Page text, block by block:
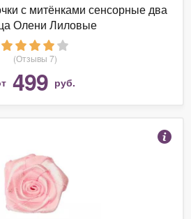
с митёнками сенсорные два
Олени Лиловые
(Отзывы 7)
499 руб.